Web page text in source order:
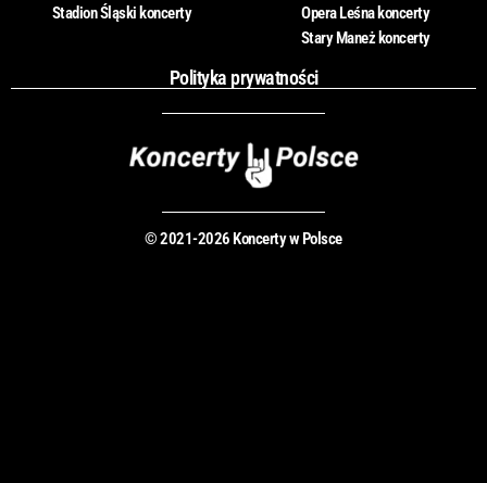
Stadion Śląski koncerty
Opera Leśna koncerty
Stary Maneż koncerty
Polityka prywatności
© 2021-2026 Koncerty w Polsce